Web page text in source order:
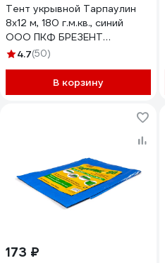
Тент укрывной Тарпаулин
8х12 м, 180 г.м.кв., синий
ООО ПКФ БРЕЗЕНТ
В81218020
4.7(50)
В корзину
173 ₽